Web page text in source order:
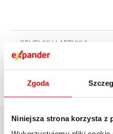
Zgoda
Niniejsza strona korzysta z
OPUBLIKUJ ARTYKUŁ